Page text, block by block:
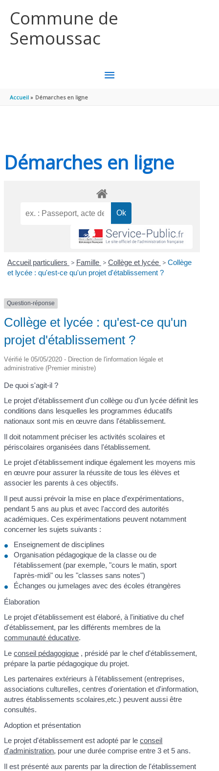
Commune de
Semoussac
MENU
Accueil Démarches en ligne
Démarches en ligne
Accueil particuliers > Famille > Collège et lycée > Collège
et lycée : qu'est-ce qu'un projet d'établissement ?
Question-réponse
Collège et lycée : qu'est-ce qu'un
projet d'établissement ?
Vérifié le 05/05/2020 - Direction de l'information légale et
administrative (Premier ministre)
De quoi s'agit-il ?
Le projet d’établissement d'un collège ou d'un lycée définit les
conditions dans lesquelles les programmes éducatifs
nationaux sont mis en œuvre dans l'établissement.
Il doit notamment préciser les activités scolaires et
périscolaires organisées dans l'établissement.
Le projet d'établissement indique également les moyens mis
en œuvre pour assurer la réussite de tous les élèves et
associer les parents à ces objectifs.
Il peut aussi prévoir la mise en place d'expérimentations,
pendant 5 ans au plus et avec l'accord des autorités
académiques. Ces expérimentations peuvent notamment
concerner les sujets suivants :
Enseignement de disciplines
Organisation pédagogique de la classe ou de
l'établissement (par exemple, "cours le matin, sport
l'après-midi" ou les "classes sans notes")
Échanges ou jumelages avec des écoles étrangères
Élaboration
Le projet d'établissement est élaboré, à l'initiative du chef
d'établissement, par les différents membres de la
communauté éducative.
Leconseil pédagogique , présidé par le chef d'établissement,
prépare la partie pédagogique du projet.
Les partenaires extérieurs à l'établissement (entreprises,
associations culturelles, centres d'orientation et d'information,
autres établissements scolaires,etc.) peuvent aussi être
consultés.
Adoption et présentation
Le projet d'établissement est adopté par leconseil
d'administration, pour une durée comprise entre 3 et 5 ans.
Il est présenté aux parents par la direction de l'établissement